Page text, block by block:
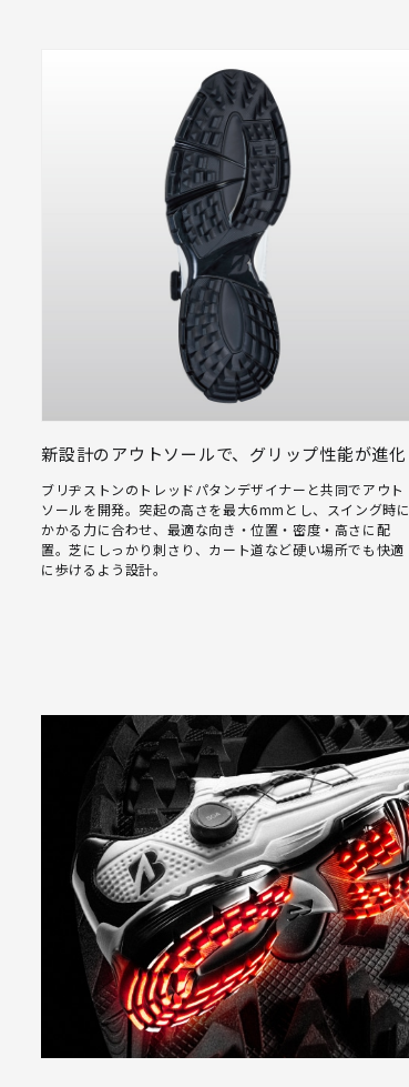
新設計のアウトソールで、グリップ性能が進化
ブリヂストンのトレッドパタンデザイナーと共同でアウト
ソールを開発。突起の高さを最大6mmとし、スイング時に
かかる力に合わせ、最適な向き・位置・密度・高さに配
置。芝にしっかり刺さり、カート道など硬い場所でも快適
に歩けるよう設計。